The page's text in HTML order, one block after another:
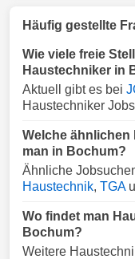
Häufig gestellte
Wie viele freie
Haustechniker in
Aktuell gibt es bei
Haustechniker
Welche
man in Bochum?
Ähnliche
Haustechnik, TGA
Wo findet man
Bochum?
Weitere